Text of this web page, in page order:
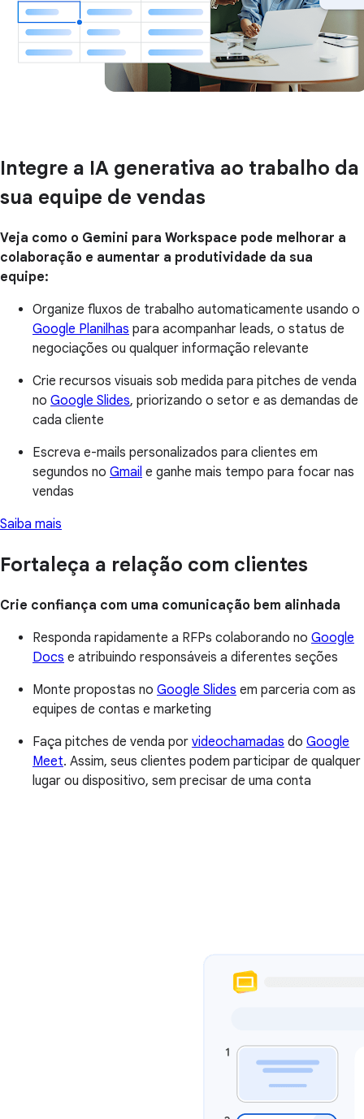
Integre a IA generativa ao trabalho da
sua equipe de vendas
Veja como o Gemini para Workspace pode melhorar a
colaboração e aumentar a produtividade da sua
equipe:
Organize fluxos de trabalho automaticamente usando o
Google Planilhas para acompanhar leads, o status de
negociações ou qualquer informação relevante
Crie recursos visuais sob medida para pitches de venda
no Google Slides, priorizando o setor e as demandas de
cada cliente
Escreva e-mails personalizados para clientes em
segundos no Gmail e ganhe mais tempo para focar nas
vendas
Saiba mais
Fortaleça a relação com clientes
Crie confiança com uma comunicação bem alinhada
Responda rapidamente a RFPs colaborando no Google
Docs e atribuindo responsáveis a diferentes seções
Monte propostas no Google Slides em parceria com as
equipes de contas e marketing
Faça pitches de venda por videochamadas do Google
Meet. Assim, seus clientes podem participar de qualquer
lugar ou dispositivo, sem precisar de uma conta